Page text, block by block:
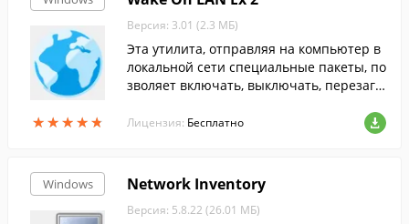
★★★★★
★★★★★
Версия: 3.01 (2.3 МБ)
Эта утилита, отправляя на компьютер в
локальной сети специальные пакеты, по
зволяет включать, выключать, перезагр
Лицензия: Бесплатно
Windows Network Inventory
Версия: 5.8.22 (26.01 МБ)